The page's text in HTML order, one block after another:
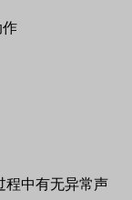
程中有无异常声